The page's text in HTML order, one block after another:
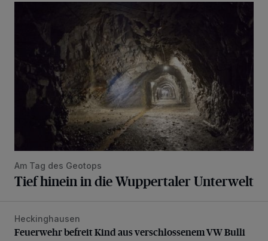
Am Tag des Geotops
Tief hinein in die Wuppertaler Unterwelt
Feuerwehr befreit Kind aus verschlossenem VW Bulli
Heckinghausen
Feuerwehr befreit Kind aus verschlossenem VW Bulli